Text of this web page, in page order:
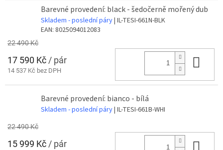
Barevné provedení: black - šedočerně mořený dub
Skladem - poslední páry| IL-TESI-661N-BLK
EAN: 8025094012083
22 490 Kč
17 590 Kč / pár
14 537 Kč bez DPH
Barevné provedení: bianco - bílá
Skladem - poslední páry| IL-TESI-661B-WHI
22 490 Kč
15 999 Kč/ pár